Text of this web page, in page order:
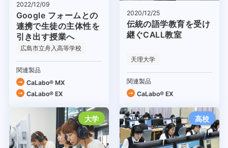
2022/12/09
Google フォームとの
連携で生徒の主体性を
引き出す授業へ
広島市立舟入高等学校
関連製品
CaLabo® MX
CaLabo® EX
2020/12/25
伝統の語学教育を受け
継ぐCALL教室
天理大学
関連製品
CaLabo® EX
大学 高校